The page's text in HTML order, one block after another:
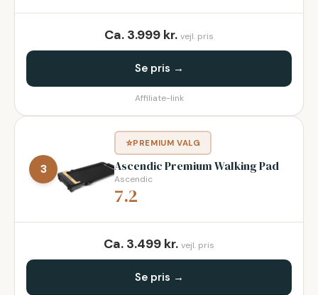
Ca. 3.999 kr. vejl. pris
Se pris →
Affiliate-link
3
⭐PREMIUM VALG
Ascendic Premium Walking Pad
Ascendic
7.2
Ca. 3.499 kr. vejl. pris
Se pris →